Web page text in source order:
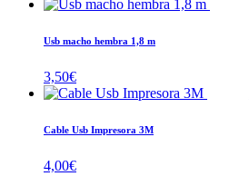
Usb macho hembra 1,8 m
3,50€
Cable Usb Impresora 3M
4,00€